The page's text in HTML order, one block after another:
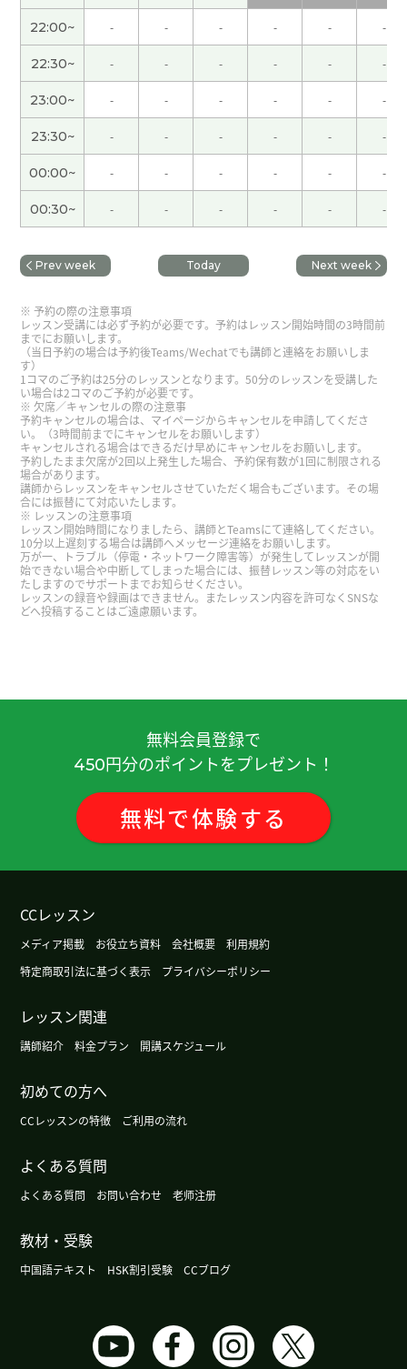
登高山真的不能勉强。富士山虽然是日本最高的
山，但每年都有很多人在准备不足的情况下去爬，
真的很不可思议。
( 男性 )
谢谢老师！员工旅游的好处在于,可以与其他平时很
少有机会接触的部门同事进行交流。希望明年日元
贬值能趋于稳定,这样就能去海外旅行了。我期待接
下来的课。下次见～
谢谢您的课。最近下雨很多的情况已经习惯。下雨
后我也感觉凉快。下次见～
谢谢老师，下次见！
老师，在此期间请注意身体健康。( 女性 )
老师是一个爱护自然的人。我很佩服您。
反倒要感谢你一直以来的鼓励。虽然我曾几次考虑
过要退出CC课程,但能坚持到现在,毫无疑问全靠老师
的帮助。非常感谢。今后也请您继续给予指导和鞭
策。
赛马很有意思。( 50代 男性 )
我每年都能减肥成功，这说明我每年都会胖回来😂
我有一辆电动车。日本比较少。好处是非常安静在
家充电非常方便。下次见吧。( 男性 )
参加演讲比赛的选手都很厉害呢！期待下次见面！
中国有很多历史，传统的习惯。还有每个时代有特
伟。我也希望延续大自然的美丽。
谢谢老师！我听说在中国,存在医学世袭的传统（如
辈。看来老师体内也流淌着源远流长的中医传统血
脉啊！老师的曾祖父看起来真像个仙人呢,哈哈哈。
我期待接下来的课。下次见～
空海还在，不死。有时间，你也去高野山吧。
代 男性 )
起了在厦门度过的时光，感到非常开心。期待下次
再见。
我也想去天涯海角看看浪漫的风景。谢谢老师，下
( 女性 )
22:00~ - - - - - -
22:30~ - - - - - -
23:00~ - - - - - -
23:30~ - - - - - -
00:00~ - - - - - -
00:30~ - - - - - -
Prev week Today Next week
予約の際の注意事項
レッスン受講には必ず予約が必要です。予約はレッスン開始時間の3時間前
までにお願いします。
（当日予約の場合は予約後Teams/Wechatでも講師と連絡をお願いしま
す）
1コマのご予約は25分のレッスンとなります。50分のレッスンを受講した
い場合は2コマのご予約が必要です。
欠席／キャンセルの際の注意事
予約キャンセルの場合は、マイページからキャンセルを申請してくださ
い。（3時間前までにキャンセルをお願いします）
キャンセルされる場合はできるだけ早めにキャンセルをお願いします。
予約したまま欠席が2回以上発生した場合、予約保有数が1回に制限される
場合があります。
講師からレッスンをキャンセルさせていただく場合もございます。その場
合には振替にて対応いたします。
レッスンの注意事項
レッスン開始時間になりましたら、講師とTeamsにて連絡してください。
10分以上遅刻する場合は講師へメッセージ連絡をお願いします。
万が一、トラブル（停電・ネットワーク障害等）が発生してレッスンが開
始できない場合や中断してしまった場合には、振替レッスン等の対応をい
たしますのでサポートまでお知らせください。
レッスンの録音や録画はできません。またレッスン内容を許可なくSNSな
どへ投稿することはご遠慮願います。
無料会員登録で
450円分のポイントをプレゼント！
無料で体験する
CCレッスン
メディア掲載 お役立ち資料 会社概要
利用規約
特定商取引法に基づく表示
プライバシーポリシー
レッスン関連
講師紹介 料金プラン 開講スケジュール
初めての方へ
CCレッスンの特徴 ご利用の流れ
よくある質問
よくある質問 お問い合わせ 老师注册
教材・受験
中国語テキスト HSK割引受験 CCブログ